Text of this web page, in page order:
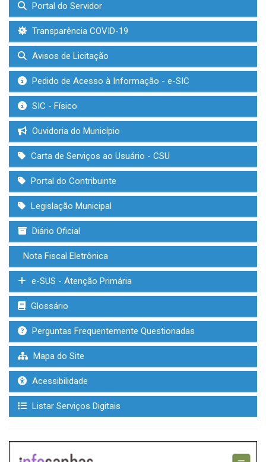
Portal do Servidor
Transparência COVID-19
Avisos de Licitação
Pedido de Acesso à Informação - e-SIC
SIC - Físico
Ouvidoria do Município
Carta de Serviços ao Usuário - CSU
Portal do Contribuinte
Legislação Municipal
Diário Oficial
Nota Fiscal Eletrônica
e-SUS - Atenção Primária
Glossário
Perguntas Frequentemente Questionadas
Mapa do Site
Acessibilidade
Listar Serviços Digitais